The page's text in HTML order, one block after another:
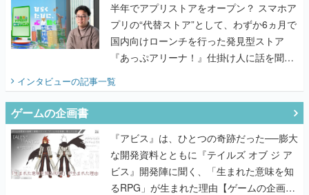
半年でアプリストアをオープン？ スマホア
プリの“代替ストア”として、わずか6ヵ月で
国内向けローンチを行った発見型ストア
『あっぷアリーナ！』仕掛け人に話を聞い
てみた
インタビューの記事一覧
ゲームの企画書
『アビス』は、ひとつの奇跡だった──膨大
な開発資料とともに『テイルズ オブ ジ ア
ビス』開発陣に聞く、「生まれた意味を知
るRPG」が生まれた理由【ゲームの企画